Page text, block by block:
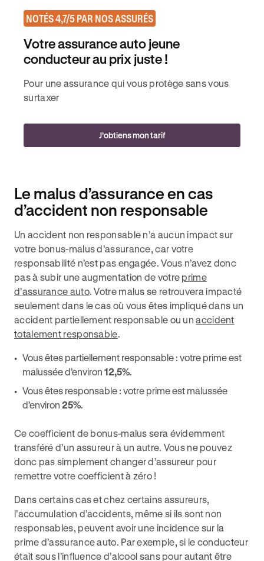
NOTÉS 4,7/5 PAR NOS ASSURÉS
Votre assurance auto jeune
conducteur au prix juste !
Pour une assurance qui vous protège sans vous
surtaxer
J’obtiens mon tarif
Le malus d’assurance en cas
d’accident non responsable
Un accident non responsable n’a aucun impact sur
votre bonus-malus d’assurance, car votre
responsabilité n’est pas engagée. Vous n’avez donc
pas à subir une augmentation de votre prime
d’assurance auto. Votre malus se retrouvera impacté
seulement dans le cas où vous êtes impliqué dans un
accident partiellement responsable ou unaccident
totalement responsable.
Vous êtes partiellement responsable : votre prime est
malussée d’environ 12,5%.
Vous êtes responsable : votre prime est malussée
d’environ 25%.
Ce coefficient de bonus-malus sera évidemment
transféré d’un assureur à un autre. Vous ne pouvez
donc pas simplement changer d’assureur pour
remettre votre coefficient à zéro !
Dans certains cas et chez certains assureurs,
l’accumulation d’accidents, même si ils sont non
responsables, peuvent avoir une incidence sur la
prime d’assurance auto. Par exemple, si le conducteur
était sous l’influence d’alcool sans pour autant être